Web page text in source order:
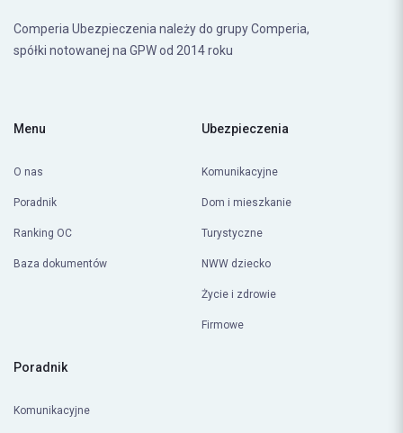
spółki notowanej na GPW od 2014 roku
Baza dokumentów
Dom i mieszkanie
NWW dziecko
Firmowe
Dom i mieszkanie